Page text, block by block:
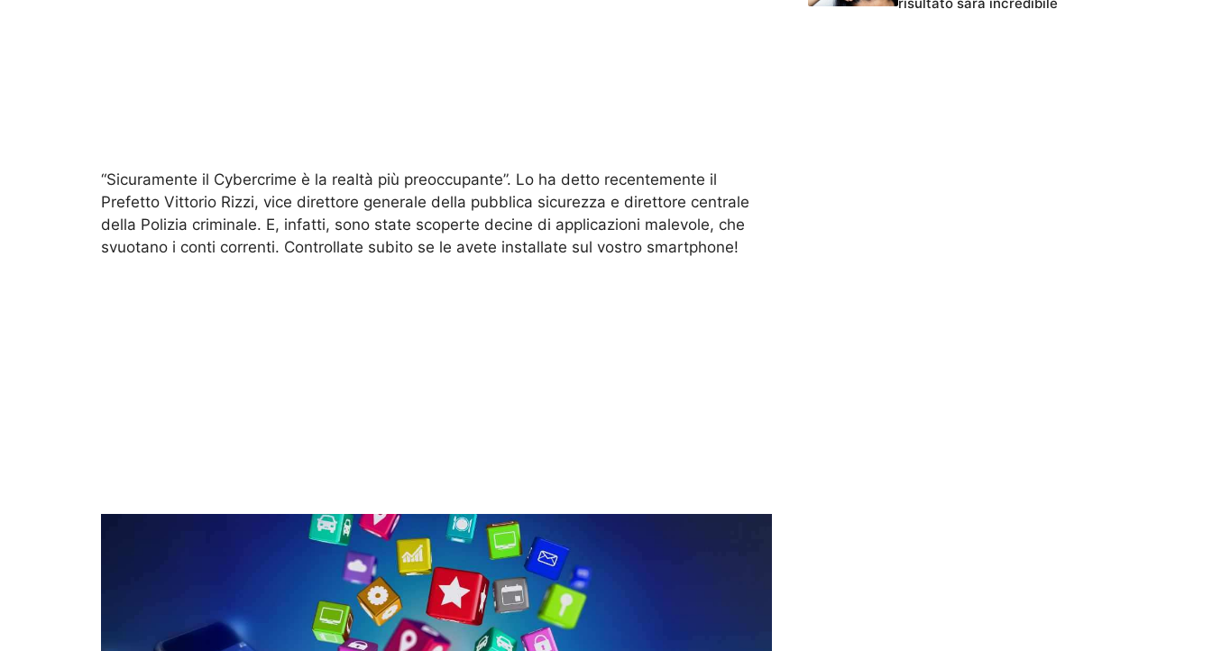
“Sicuramente il Cybercrime è la realtà più preoccupante”. Lo ha detto recentemente il
Prefetto Vittorio Rizzi, vice direttore generale della pubblica sicurezza e direttore centrale
della Polizia criminale. E, infatti, sono state scoperte decine di applicazioni malevole, che
svuotano i conti correnti. Controllate subito se le avete installate sul vostro smartphone!